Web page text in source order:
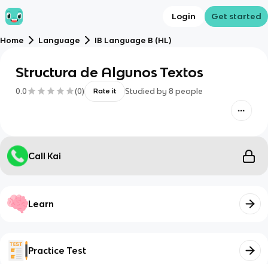
Login Get started
Home Language IB Language B (HL)
Structura de Algunos Textos
0.0 (0) Rate it Studied by 8 people
Call Kai
Learn
Practice Test